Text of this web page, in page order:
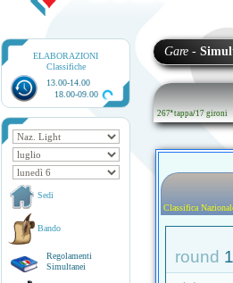
ELABORAZIONI
Classifiche
13.00-14.00
18.00-09.00
Sedi
Bando
Regolamenti
Simultanei
Gare -
267ª tappa/17 gironi
Classifica
round 1